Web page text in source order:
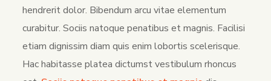
hendrerit dolor. Bibendum arcu vitae elementum
curabitur. Sociis natoque penatibus et magnis. Facilisi
etiam dignissim diam quis enim lobortis scelerisque.
Hac habitasse platea dictumst vestibulum rhoncus